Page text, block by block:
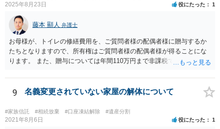
2025年8月23日 役にたった 1
藤本 顯人 弁護士
お母様が、トイレの修繕費用を、ご質問者様の配偶者様に贈与するか
たちとなりますので、所有権はご質問者様の配偶者様が得ることにな
ります。 また、贈与については年間110万円まで非課税であり、トイ
9 名義変更されていない家屋の解体について
#家族信託 #相続放棄 #口座凍結解除 #遺産分割
2021年8月6日 役にたった 1